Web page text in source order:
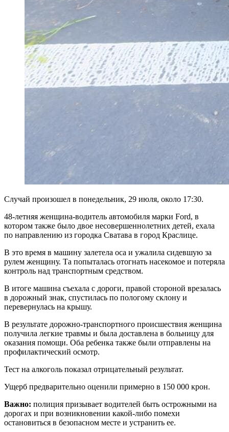
Случай произошел в понедельник, 29 июля, около 17:30.
48-летняя женщина-водитель автомобиля марки Ford, в
котором также было двое несовершеннолетних детей, ехала
по направлению из городка Сватава в город Краслице.
В это время в машину залетела оса и ужалила сидевшую за
рулем женщину. Та попыталась отогнать насекомое и потеряла
контроль над транспортным средством.
В итоге машина съехала с дороги, правой стороной врезалась
в дорожный знак, спустилась по пологому склону и
перевернулась на крышу.
В результате дорожно-транспортного происшествия женщина
получила легкие травмы и была доставлена ​​в больницу для
оказания помощи. Оба ребенка также были отправлены на
профилактический осмотр.
Тест на алкоголь показал отрицательный результат.
Ущерб предварительно оценили примерно в 150 000 крон.
Важно: полиция призывает водителей быть острожными на
дорогах и при возникновении какой-либо помехи
остановиться в безопасном месте и устранить ее.